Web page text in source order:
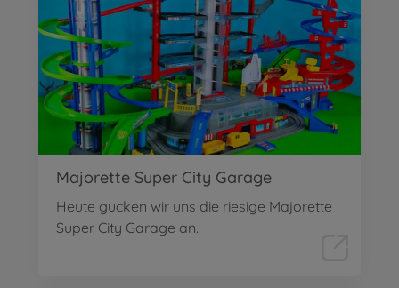
Majorette Super City Garage
Heute gucken wir uns die riesige Majorette
Super City Garage an.